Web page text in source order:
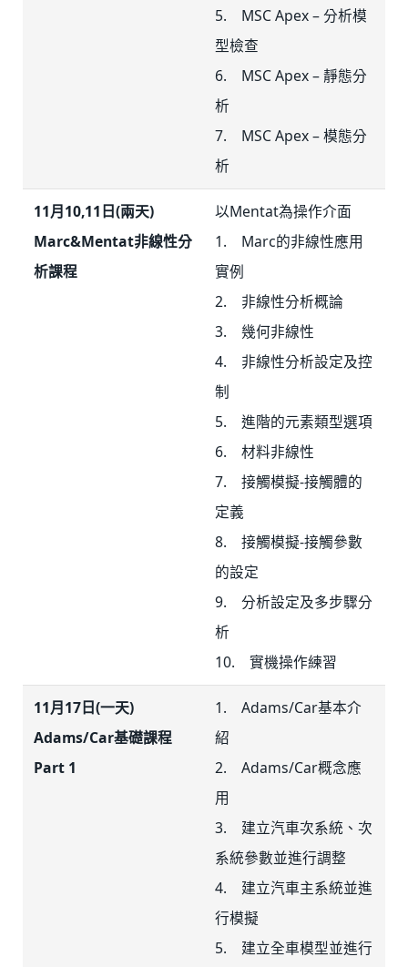
5. MSC Apex – 分析模
型檢查
6. MSC Apex – 靜態分
析
7. MSC Apex – 模態分
析
11月10,11日(兩天)
Marc&Mentat非線性分
析課程
以Mentat為操作介面
1. Marc的非線性應用
實例
2. 非線性分析概論
3. 幾何非線性
4. 非線性分析設定及控
制
5. 進階的元素類型選項
6. 材料非線性
7. 接觸模擬-接觸體的
定義
8. 接觸模擬-接觸參數
的設定
9. 分析設定及多步驟分
析
10. 實機操作練習
11月17日(一天)
Adams/Car基礎課程
Part 1
1. Adams/Car基本介
紹
2. Adams/Car概念應
用
3. 建立汽車次系統、次
系統參數並進行調整
4. 建立汽車主系統並進
行模擬
5. 建立全車模型並進行